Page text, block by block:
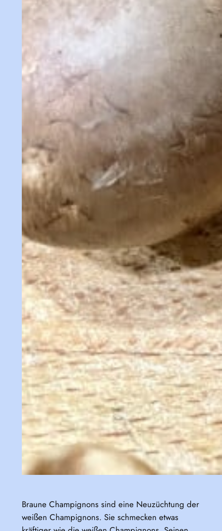
Braune Champignons sind eine Neuzüchtung der
weißen Champignons. Sie schmecken etwas